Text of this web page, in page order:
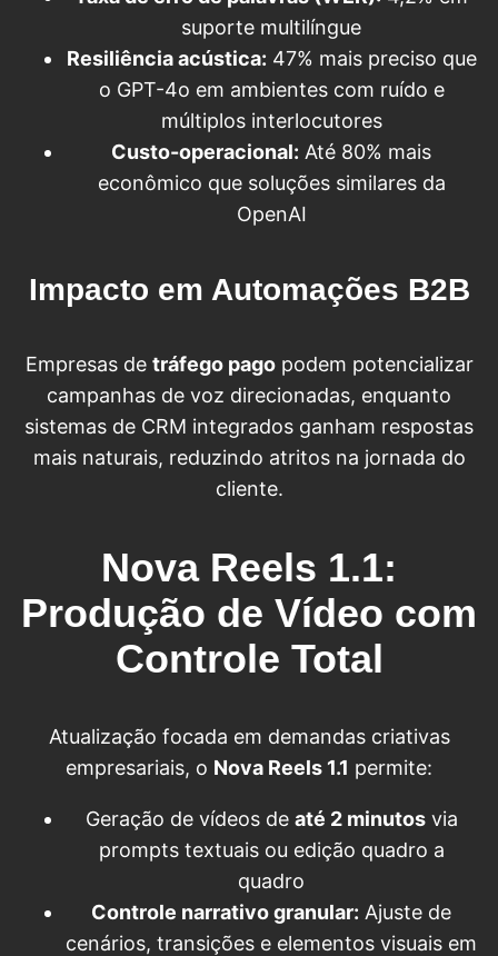
suporte multilíngue
Resiliência acústica: 47% mais preciso que
o GPT-4o em ambientes com ruído e
múltiplos interlocutores
Custo-operacional: Até 80% mais
econômico que soluções similares da
OpenAI
Impacto em Automações B2B
Empresas de tráfego pagopodem potencializar
campanhas de voz direcionadas, enquanto
sistemas de CRM integrados ganham respostas
mais naturais, reduzindo atritos na jornada do
cliente.
Nova Reels 1.1:
Produção de Vídeo com
Controle Total
Atualização focada em demandas criativas
empresariais, o Nova Reels 1.1 permite:
Geração de vídeos de até 2 minutosvia
prompts textuais ou edição quadro a
quadro
Controle narrativo granular: Ajuste de
cenários, transições e elementos visuais em